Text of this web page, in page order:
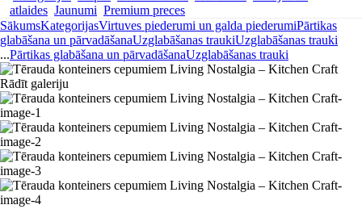
atlaides Jaunumi Premium preces
SākumsKategorijasVirtuves piederumi un galda piederumiPārtikas
glabāšana un pārvadāšanaUzglabāšanas traukiUzglabāšanas trauki
...Pārtikas glabāšana un pārvadāšanaUzglabāšanas trauki
Rādīt galeriju